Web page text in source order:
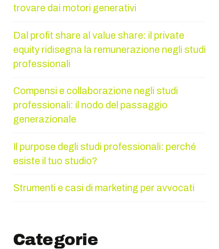
trovare dai motori generativi
Dal profit share al value share: il private
equity ridisegna la remunerazione negli studi
professionali
Compensi e collaborazione negli studi
professionali: il nodo del passaggio
generazionale
Il purpose degli studi professionali: perché
esiste il tuo studio?
Strumenti e casi di marketing per avvocati
Categorie